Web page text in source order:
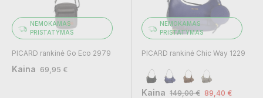
NEMOKAMAS
PRISTATYMAS
PICARD rankinė Go Eco 2979
Kaina 69,95 €
NEMOKAMAS
PRISTATYMAS
PICARD rankinė Chic Way 1229
Kaina 149,00 € 89,40 €